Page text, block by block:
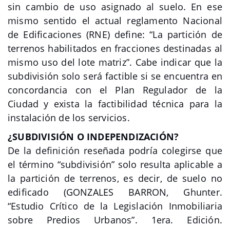
sin cambio de uso asignado al suelo. En ese
mismo sentido el actual reglamento Nacional
de Edificaciones (RNE) define: “La partición de
terrenos habilitados en fracciones destinadas al
mismo uso del lote matriz”. Cabe indicar que la
subdivisión solo será factible si se encuentra en
concordancia con el Plan Regulador de la
Ciudad y exista la factibilidad técnica para la
instalación de los servicios.
¿SUBDIVISIÓN O INDEPENDIZACIÓN?
De la definición reseñada podría colegirse que
el término “subdivisión” solo resulta aplicable a
la partición de terrenos, es decir, de suelo no
edificado (GONZALES BARRON, Ghunter.
“Estudio Crítico de la Legislación Inmobiliaria
sobre Predios Urbanos”. 1era. Edición.